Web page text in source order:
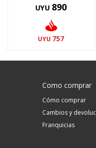
UYU 890
UYU 757
Como comprar
Cómo comprar
Cambios y
Franquicias